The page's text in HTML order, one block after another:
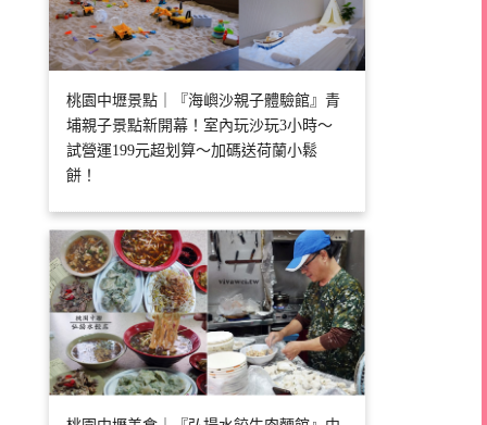
桃園中壢景點｜『海嶼沙親子體驗館』青
埔親子景點新開幕！室內玩沙玩3小時～
試營運199元超划算～加碼送荷蘭小鬆
餅！